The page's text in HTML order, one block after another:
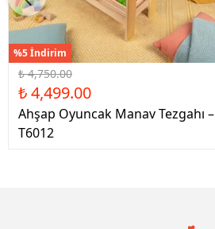
%5 İndirim
₺ 4,750.00
₺ 4,499.00
Ahşap Oyuncak Manav Tezgahı –
T6012